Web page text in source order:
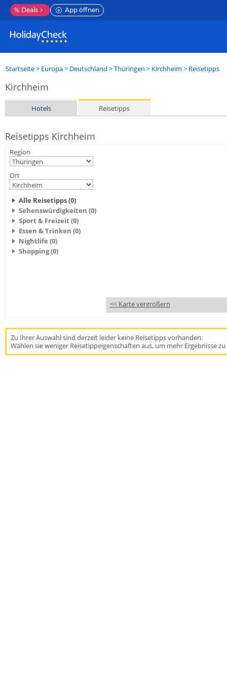
% Deals App öffnen
Startseite> Europa> Deutschland >Thüringen > Kirchheim > Reisetipps
Kirchheim
Hotels Reisetipps
Reisetipps Kirchheim
Region
Ort
Alle Reisetipps (0)
Sehenswürdigkeiten (0)
Sport & Freizeit (0)
Essen & Trinken (0)
Nightlife (0)
Shopping (0)
<< Karte vergrößern
Zu Ihrer Auswahl sind derzeit leider keine Reisetipps vorhanden.
Wählen sie weniger Reisetippeigenschaften aus, um mehr Ergebnisse